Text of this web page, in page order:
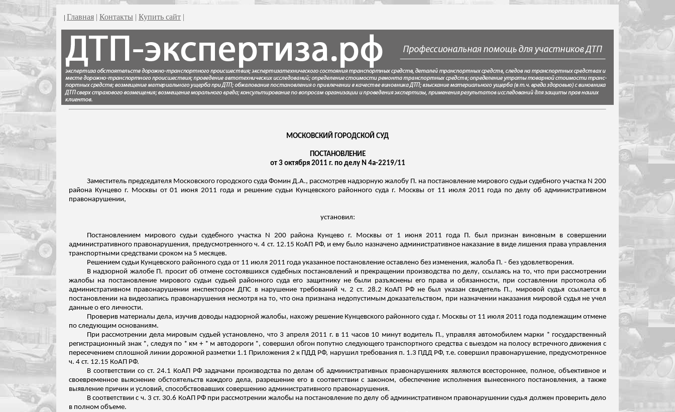
| Главная | Контакты | Купить сайт |
МОСКОВСКИЙ ГОРОДСКОЙ СУД
ПОСТАНОВЛЕНИЕ
от 3 октября 2011 г. по делу N 4а-2219/11
Заместитель председателя Московского городского суда Фомин Д.А., рассмотрев надзорную жалобу П. на постановление мирового судьи судебного участка N 200
района Кунцевог. Москвы от 01 июня 2011 года и решение судьи Кунцевского районного суда г. Москвы от 11 июля 2011 года по делу об административном
правонарушении,
установил:
Постановлением мирового судьи судебного участка N 200 района Кунцево г. Москвы от 1 июня 2011 года П. был признан виновным в совершении
административного правонарушения, предусмотренного ч. 4 ст. 12.15 КоАП РФ, и ему было назначено административное наказание в виде лишения права управления
транспортными средствами сроком на 5 месяцев.
Решением судьи Кунцевского районного суда от 11 июля 2011 года указанное постановление оставлено без изменения, жалоба П. - без удовлетворения.
В надзорной жалобе П. просит об отмене состоявшихся судебных постановлений и прекращении производства по делу, ссылаясь на то, что при рассмотрении
жалобы на постановление мирового судьи судьей районного суда его защитнику не были разъяснены его права и обязанности, при составлении протокола об
административном правонарушении инспектором ДПС в нарушение требований ч. 2 ст. 28.2 КоАП РФ не был указан свидетель П., мировой судья ссылается в
постановлении на видеозапись правонарушения несмотря на то, что она признана недопустимым доказательством, при назначении наказания мировой судья не учел
данные о его личности.
Проверив материалы дела, изучив доводы надзорной жалобы, нахожу решение Кунцевского районного суда г. Москвы от 11 июля 2011 года подлежащим отмене
по следующим основаниям.
При рассмотрении дела мировым судьей установлено, что 3 апреля 2011 г. в 11 часов 10 минут водитель П., управляя автомобилем марки * государственный
регистрационный знак *, следуя по * км + * м автодороги *, совершил обгон попутно следующего транспортного средства с выездом на полосу встречного движения с
пересечением сплошной линии дорожной разметки 1.1 Приложения 2 к ПДД РФ, нарушил требования п. 1.3 ПДД РФ, т.е. совершил правонарушение, предусмотренное
ч. 4 ст. 12.15 КоАП РФ.
В соответствии со ст. 24.1 КоАП РФ задачами производства по делам об административных правонарушениях являются всестороннее, полное, объективное и
своевременное выяснение обстоятельств каждого дела, разрешение его в соответствии с законом, обеспечение исполнения вынесенного постановления, а также
выявление причин и условий, способствовавших совершению административного правонарушения.
В соответствии с ч. 3 ст. 30.6 КоАП РФ при рассмотрении жалобы на постановление по делу об административном правонарушении судья должен проверить дело
в полном объеме.